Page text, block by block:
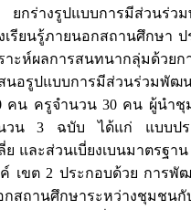
กร่างรูปแบบการมีส่วน
ยนรู้ภายนอกสถานศึกษา
าะห์ผลการสนทนากลุ่มด้ว
อรูปแบบการมีส่วนร่วมพั
คน ครูจำนวน 30 คน ผู้
วน 3 ฉบับ ได้แก่ แบบป
และส่วนเบี่ยงเบนมาตร
เขต 2 ประกอบด้วย กา
สถานศึกษาระหว่างชุมช